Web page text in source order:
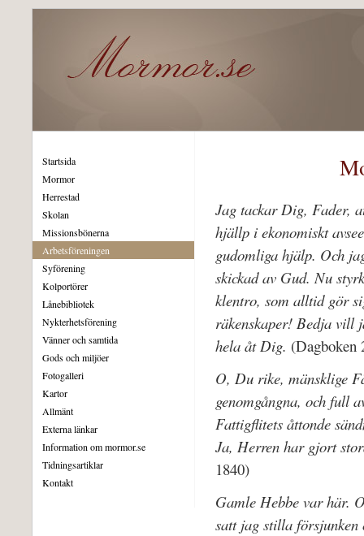
Startsida
Mormor
Herrestad
Skolan
Missionsbönerna
Arbetsföreningen
Syförening
Kolportörer
Lånebibliotek
Nykterhetsförening
Vänner och samtida
Gods och miljöer
Fotogalleri
Kartor
Allmänt
Externa länkar
Information om mormor.se
Tidningsartiklar
Kontakt
Jag tackar Dig, Fader,
hjällp i ekonomiskt
gudomliga hjälp. Och
skickad av Gud. Nu
klentro, som alltid gör
räkenskaper! Bedja vill
hela åt Dig. (Dagboken
O, Du rike, mänsklige
genomgångna, och full
Fattigflitets åttonde
Ja, Herren har gjort
1840)
Gamle Hebbe var här.
satt jag stilla försjunken